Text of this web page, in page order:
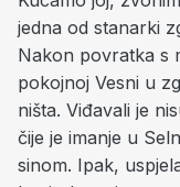
jedna od stanarki
Nakon povratka s
pokojnoj Vesni u
ništa. Viđavali je
čije je imanje u
sinom. Ipak,